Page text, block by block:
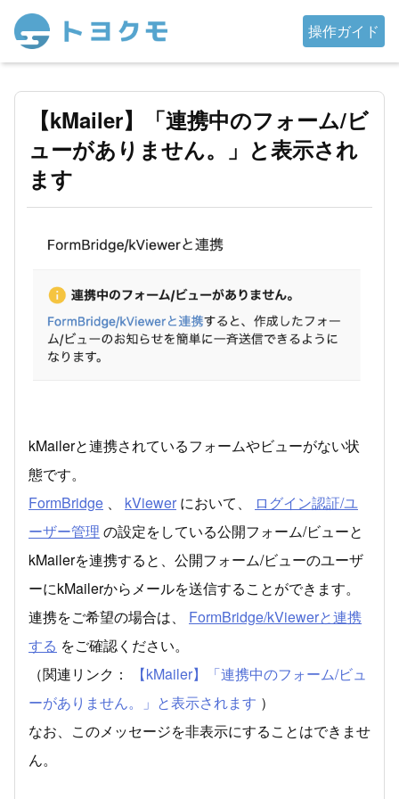
操作ガイド
【kMailer】「連携中のフォーム/ビ
ューがありません。」と表示され
ます
kMailerと連携されているフォームやビューがない状
態です。
FormBridge 、 kViewer において、
ログイン認証/ユ
ーザー管理 の設定をしている公開フォーム/ビューと
kMailerを連携すると、公開フォーム/ビューのユーザ
ーにkMailerからメールを送信することができます。
連携をご希望の場合は、 FormBridge/kViewerと連携
する をご確認ください。
（関連リンク：
【kMailer】「連携中のフォーム/ビュ
ーがありません。」と表示されます ）
なお、このメッセージを非表示にすることはできませ
ん。